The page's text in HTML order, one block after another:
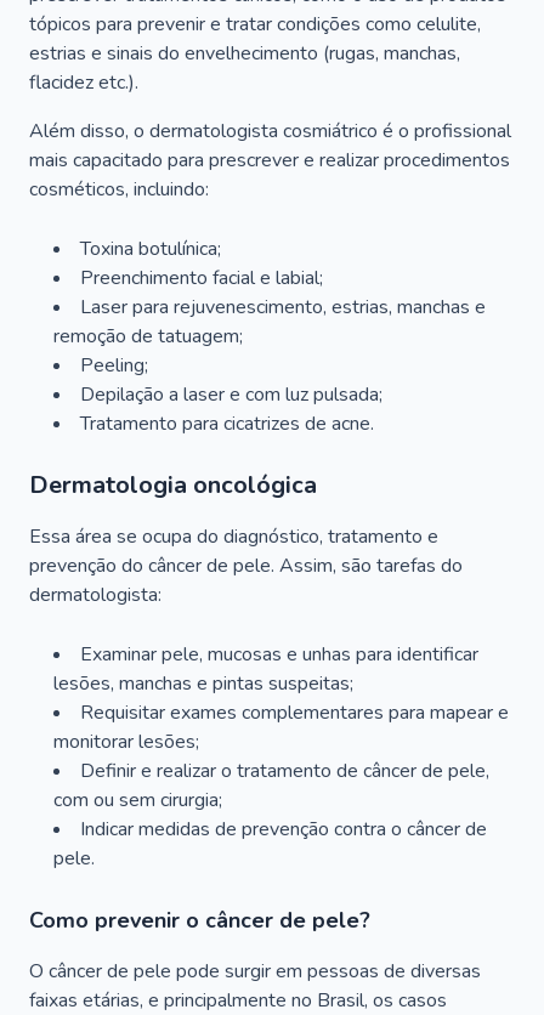
tópicos para prevenir e tratar condições como celulite,
estrias e sinais do envelhecimento (rugas, manchas,
flacidez etc.).
Além disso, o dermatologista cosmiátrico é o profissional
mais capacitado para prescrever e realizar procedimentos
cosméticos, incluindo:
Toxina botulínica;
Preenchimento facial e labial;
Laser para rejuvenescimento, estrias, manchas e
remoção de tatuagem;
Peeling;
Depilação a laser e com luz pulsada;
Tratamento para cicatrizes de acne.
Dermatologia oncológica
Essa área se ocupa do diagnóstico, tratamento e
prevenção do câncer de pele. Assim, são tarefas do
dermatologista:
Examinar pele, mucosas e unhas para identificar
lesões, manchas e pintas suspeitas;
Requisitar exames complementares para mapear e
monitorar lesões;
Definir e realizar o tratamento de câncer de pele,
com ou sem cirurgia;
Indicar medidas de prevenção contra o câncer de
pele.
Como prevenir o câncer de pele?
O câncer de pele pode surgir em pessoas de diversas
faixas etárias, e principalmente no Brasil, os casos